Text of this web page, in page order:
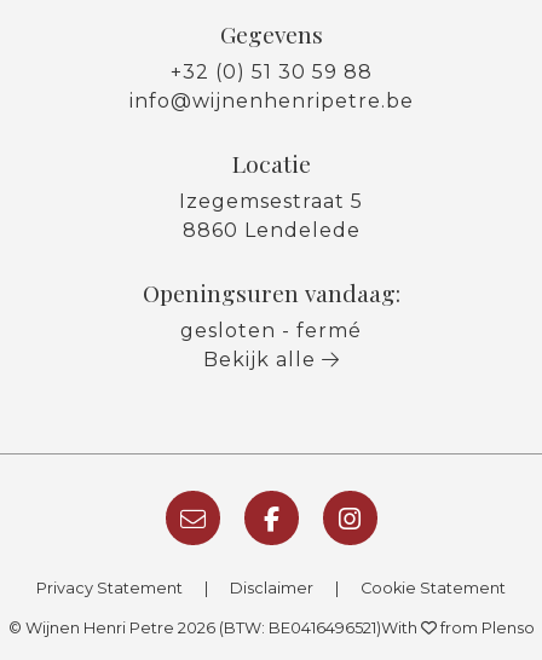
Gegevens
+32 (0) 51 30 59 88
info@wijnenhenripetre.be
Locatie
Izegemsestraat 5
8860 Lendelede
Openingsuren vandaag:
gesloten - fermé
Bekijk alle
Privacy Statement Disclaimer Cookie Statement
© Wijnen Henri Petre 2026 (BTW: BE0416496521)With from Plenso